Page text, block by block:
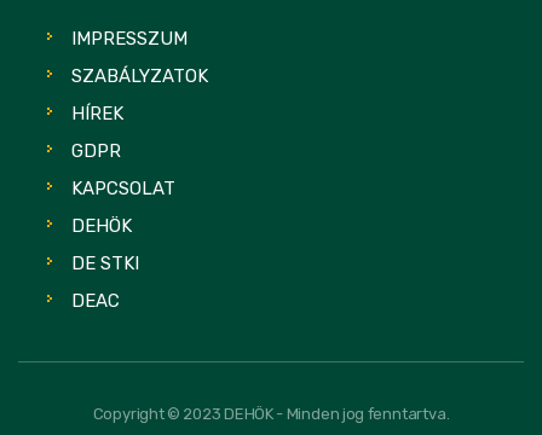
IMPRESSZUM
SZABÁLYZATOK
HÍREK
GDPR
KAPCSOLAT
DEHÖK
DE STKI
DEAC
Copyright © 2023 DEHÖK - Minden jog fenntartva.